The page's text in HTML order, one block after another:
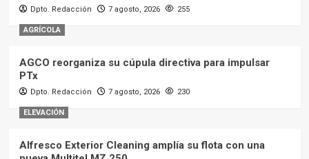
Dpto. Redacción 7 agosto, 2026 255
AGRÍCOLA
AGCO reorganiza su cúpula directiva para impulsar
PTx
Dpto. Redacción 7 agosto, 2026 230
ELEVACIÓN
Alfresco Exterior Cleaning amplía su flota con una